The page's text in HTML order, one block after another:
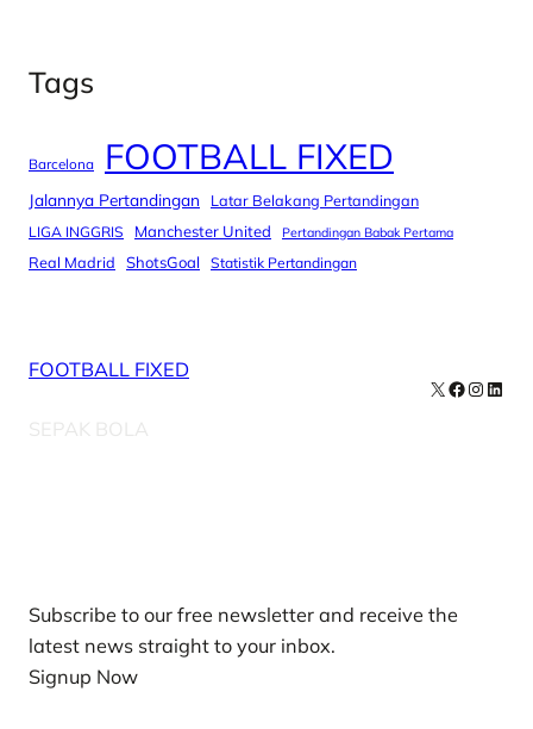
Tags
Barcelona FOOTBALL FIXED
Jalannya Pertandingan Latar Belakang Pertandingan
LIGA INGGRIS Manchester United Pertandingan Babak Pertama
Real Madrid ShotsGoal Statistik Pertandingan
FOOTBALL FIXED
SEPAK BOLA
X Facebook
Subscribe to our free newsletter and receive the
latest news straight to your inbox.
Signup Now